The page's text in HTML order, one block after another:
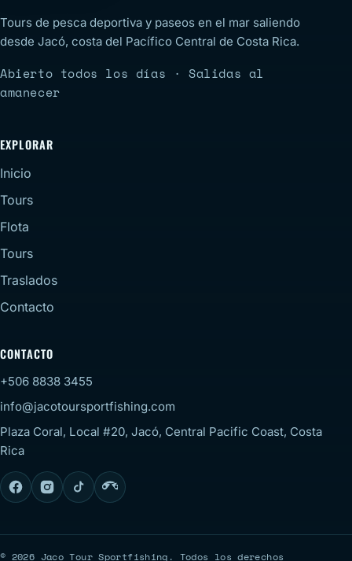
Tours de pesca deportiva y paseos en el mar saliendo
desde Jacó, costa del Pacífico Central de Costa Rica.
Abierto todos los días · Salidas al
amanecer
EXPLORAR
Inicio
Tours
Flota
Tours
Traslados
Contacto
CONTACTO
+506 8838 3455
info@jacotoursportfishing.com
Plaza Coral, Local #20, Jacó, Central Pacific Coast, Costa
Rica
© 2026 Jaco Tour Sportfishing. Todos los derechos